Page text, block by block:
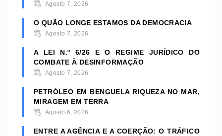
Agosto 7, 2026
O QUÃO LONGE ESTAMOS DA DEMOCRACIA
Agosto 7, 2026
A LEI N.º 6/26 E O REGIME JURÍDICO DO
COMBATE À DESINFORMAÇÃO
Agosto 7, 2026
PETRÓLEO EM BENGUELA RIQUEZA NO MAR,
MIRAGEM EM TERRA
Agosto 6, 2026
ENTRE A AGÊNCIA E A COERÇÃO: O TRÁFICO